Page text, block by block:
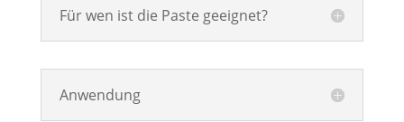
Für wen ist die Paste geeignet?
Anwendung